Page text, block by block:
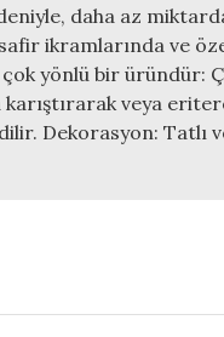
daha az
ikramlarında ve
yönlü bir üründür:
karıştırarak veya
Dekorasyon: Tatlı